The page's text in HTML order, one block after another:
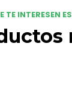
TE INTERESEN